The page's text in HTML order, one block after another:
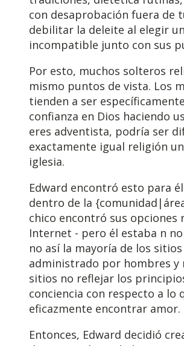
con desaprobación fuera de
debilitar la deleite al elegir
incompatible junto con sus
Por esto, muchos solteros
mismo puntos de vista. Los
tienden a ser
confianza en Dios haciendo
eres adventista, podría ser
exactamente igual religión
iglesia.
Edward encontró esto para
dentro de la
chico encontró sus
Internet - pero él estaba n
no así la mayoría de los
administrado por hombres y
sitios no reflejar los
conciencia con respecto a lo
eficazmente encontrar amor.
Entonces, Edward decidió